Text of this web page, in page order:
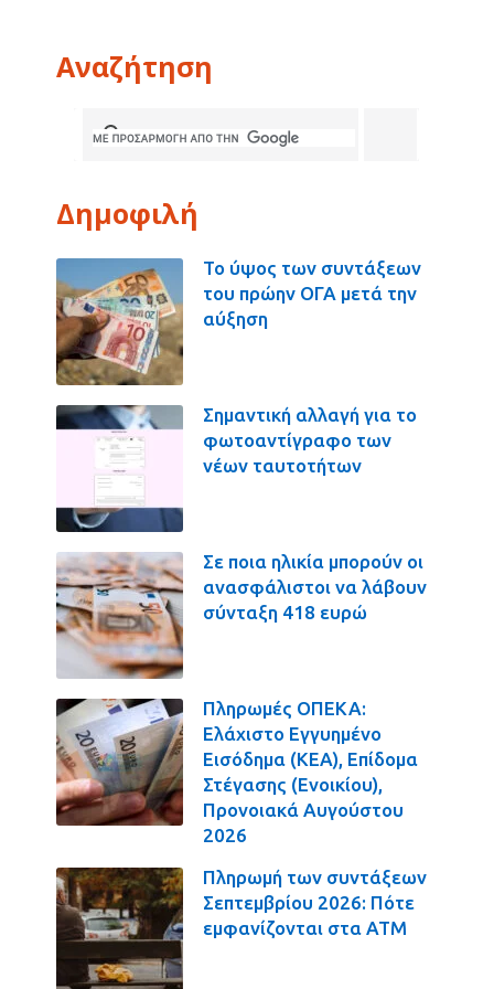
Αναζήτηση
Δημοφιλή
Το ύψος των συντάξεων
του πρώην ΟΓΑ μετά την
αύξηση
Σημαντική αλλαγή για το
φωτοαντίγραφο των
νέων ταυτοτήτων
Σε ποια ηλικία μπορούν οι
ανασφάλιστοι να λάβουν
σύνταξη 418 ευρώ
Πληρωμές ΟΠΕΚΑ:
Ελάχιστο Εγγυημένο
Εισόδημα (ΚΕΑ), Επίδομα
Στέγασης (Ενοικίου),
Προνοιακά Αυγούστου
2026
Πληρωμή των συντάξεων
Σεπτεμβρίου 2026: Πότε
εμφανίζονται στα ΑΤΜ